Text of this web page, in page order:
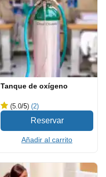
Tanque de oxígeno
(5.0/5) (2)
Añadir al carrito